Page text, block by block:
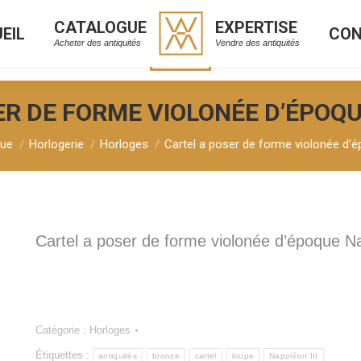
CATALOGUE
Acheter des antiquités
EXPERTISE
Vendre des antiquités
DE FORME VIOLONÉE
Horlogerie Horloges Cartel a poser de forme violonée
Cartel a poser de forme violonée d’époque
Catégorie : Horloges
Étiquettes : antiquités bronze cartel loupe Napoléon III
CATALOGUE
Acheter des antiquités
EXPERTISE
Vendre des antiquités